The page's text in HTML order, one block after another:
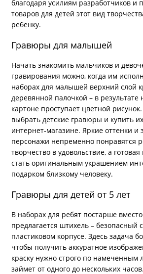
благодаря усилиям разработчиков и
товаров для детей этот вид
ребенку.
Гравюры для малышей
Начать знакомить мальчиков и
гравирования можно, когда им
наборах для малышей верхний слой
деревянной палочкой – в результате
картоне проступает цветной
выбрать детские гравюры и купить
интернет-магазине. Яркие оттенки и
персонажи непременно понравятся
творчество в удовольствие, а
стать оригинальным украшением
подарком близкому человеку.
Гравюры для детей от 5 лет
В наборах для ребят постарше
предлагается штихель – безопасный
пластиковом корпусе. Здесь задача
чтобы получить аккуратное
краску нужно строго по намеченным
займет от одного до нескольких